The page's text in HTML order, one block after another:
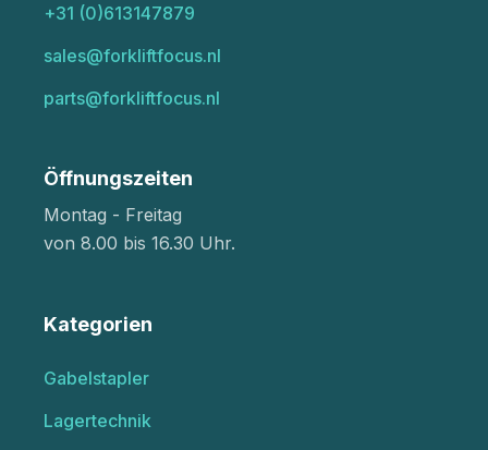
+31 (0)613147879
sales@forkliftfocus.nl
parts@forkliftfocus.nl
Öffnungszeiten
Montag - Freitag
von 8.00 bis 16.30 Uhr.
Kategorien
Gabelstapler
Lagertechnik